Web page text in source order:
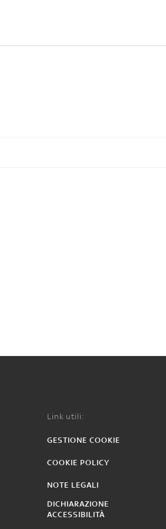
Link utili:
GESTIONE COOKIE
COOKIE POLICY
NOTE LEGALI
DICHIARAZIONE
ACCESSIBILITÀ